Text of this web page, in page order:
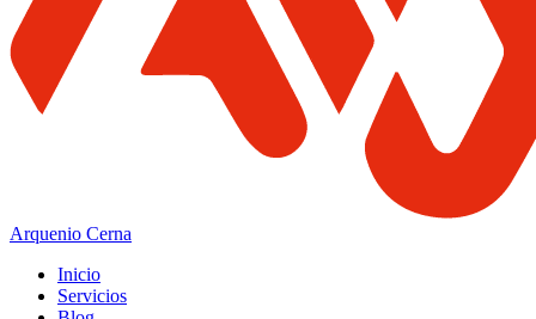
Arquenio Cerna
Inicio
Servicios